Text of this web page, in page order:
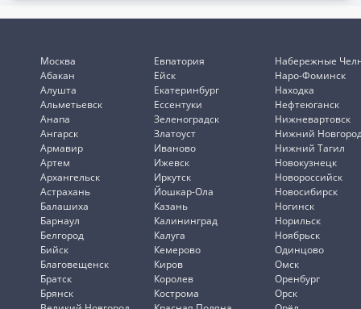
Москва
Абакан
Алушта
Альметьевск
Анапа
Ангарск
Армавир
Артем
Архангельск
Астрахань
Балашиха
Барнаул
Белгород
Бийск
Благовещенск
Братск
Брянск
Евпатория
Ейск
Екатеринбург
Ессентуки
Зеленоградск
Златоуст
Иваново
Ижевск
Иркутск
Йошкар-Ола
Казань
Калининград
Калуга
Кемерово
Киров
Королев
Кострома
Набережные
Наро-Фоминск
Находка
Нефтеюганск
Нижневартовск
Нижний
Нижний Тагил
Новокузнецк
Новороссийск
Новосибирск
Ногинск
Норильск
Ноябрьск
Одинцово
Омск
Оренбург
Орск